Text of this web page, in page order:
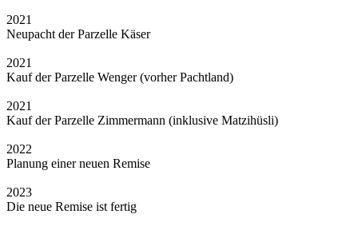
2021
Neupacht der Parzelle Käser
2021
Kauf der Parzelle Wenger (vorher Pachtland)
2021
Kauf der Parzelle Zimmermann (inklusive Matzihüsli)
2022
Planung einer neuen Remise
2023
Die neue Remise ist fertig